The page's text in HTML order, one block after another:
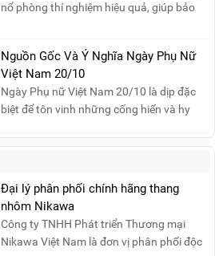
nổ phòng thí nghiệm hiệu quả, giúp bảo
sản, giảm thiểu nguy cơ cháy nổ phòng thí
nghiệm.
Nguồn Gốc Và Ý Nghĩa Ngày Phụ Nữ
Việt Nam 20/10
Ngày Phụ nữ Việt Nam 20/10 là dịp đặc
biệt để tôn vinh những cống hiến và hy
Khởi nguồn từ sự ra đời của Hội Phụ nữ
của phụ nữ ...
Đại lý phân phối chính hãng thang
nhôm Nikawa
Công ty TNHH Phát triển Thương mại
Nikawa Việt Nam là đơn vị phân phối độc